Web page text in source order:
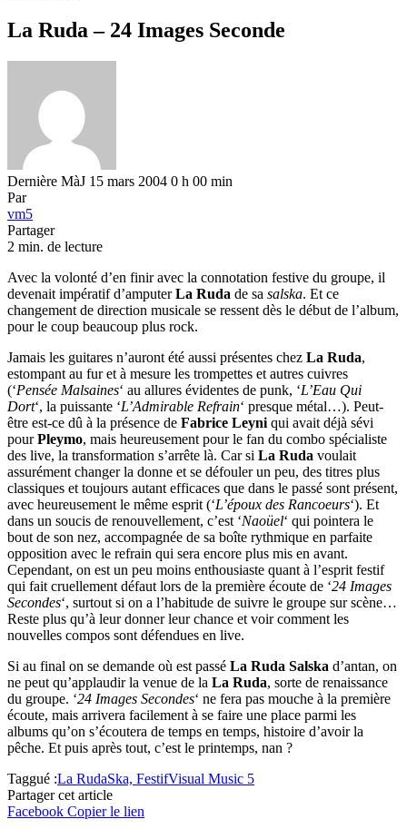
La Ruda – 24 Images Seconde
Dernière MàJ 15 mars 2004 0 h 00 min
Par
vm5
Partager
2 min. de lecture
Avec la volonté d’en finir avec la connotation festive du groupe, il
devenait impératif d’amputerLa Ruda de sa salska. Et ce
changement de direction musicale se ressent dès le début de l’album,
pour le coup beaucoup plus rock.
Jamais les guitares n’auront été aussi présentes chez La Ruda,
estompant au fur et à mesure les trompettes et autres cuivres
(‘Pensée Malsaines‘ au allures évidentes de punk, ‘L’Eau Qui
Dort‘, la puissante ‘L’Admirable Refrain‘ presque métal…). Peut-
être est-ce dû à la présence de Fabrice Leyni qui avait déjà sévi
pourPleymo, mais heureusement pour le fan du combo spécialiste
des live, la transformation s’arrête là. Car si La Ruda voulait
assurément changer la donne et se défouler un peu, des titres plus
classiques et toujours autant efficaces que dans le passé sont présent,
avec heureusement le même esprit (‘L’époux des Rancoeurs‘). Et
dans un soucis de renouvellement, c’est ‘Naoüel‘ qui pointera le
bout de son nez, accompagnée de sa boîte rythmique en parfaite
opposition avec le refrain qui sera encore plus mis en avant.
Cependant, on est un peu moins enthousiaste quant à l’esprit festif
qui fait cruellement défaut lors de la première écoute de ‘24 Images
Secondes‘, surtout si on a l’habitude de suivre le groupe sur scène…
Reste plus qu’à leur donner leur chance et voir comment les
nouvelles compos sont défendues en live.
Si au final on se demande où est passé La Ruda Salska d’antan, on
ne peut qu’applaudir la venue de la La Ruda, sorte de renaissance
du groupe. ‘24 Images Secondes‘ ne fera pas mouche à la première
écoute, mais arrivera facilement à se faire une place parmi les
albums qu’on s’écoutera de temps en temps, histoire d’avoir la
pêche. Et puis après tout, c’est le printemps, nan ?
Taggué :La RudaSka, FestifVisual Music 5
Partager cet article
Facebook Copier le lien